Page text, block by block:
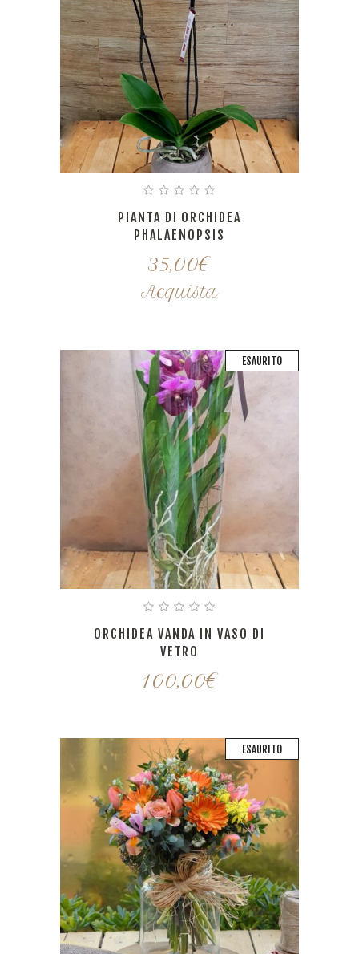
PIANTA DI ORCHIDEA
PHALAENOPSIS
35,00€
Acquista
ESAURITO
ORCHIDEA VANDA IN VASO DI
VETRO
100,00€
ESAURITO